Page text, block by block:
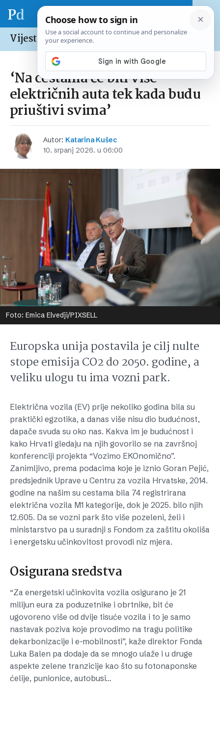
Vijesti /Hrvatska
‘Na cestama će biti više
električnih auta tek kada budu
priuštivi svima’
Autor: Katarina Kušec
10. srpanj 2026. u 06:00
Foto: Emica Elvedji/PIXSELL
Europska unija postavila je cilj nulte
stope emisija CO2 do 2050. godine, a
veliku ulogu tu ima vozni park.
Električna vozila (EV) prije nekoliko godina bila su
praktički egzotika, a danas više nisu dio budućnost,
dapače svuda su oko nas. Kakva im je budućnost i
kako Hrvati gledaju na njih govorilo se na završnoj
konferenciji projekta “Vozimo EKOnomično”.
Zanimljivo, prema podacima koje je iznio Goran Pejić,
predsjednik Uprave u Centru za vozila Hrvatske, 2014.
godine na našim su cestama bila 74 registrirana
električna vozila M1 kategorije, dok je 2025. bilo njih
12.605. Da se vozni park što više pozeleni, želi i
ministarstvo pa u suradnji s Fondom za zaštitu okoliša
i energetsku učinkovitost provodi niz mjera.
Osigurana sredstva
“Za energetski učinkovita vozila osigurano je 21
milijun eura za poduzetnike i obrtnike, bit će
ugovoreno više od dvije tisuće vozila i to je samo
nastavak poziva koje provodimo na tragu politike
dekarbonizacije i e-mobilnosti”, kaže direktor Fonda
Luka Balen pa dodaje da se mnogo ulaže i u druge
aspekte zelene tranzicije kao što su fotonaponske
ćelije, punionice, autobusi…